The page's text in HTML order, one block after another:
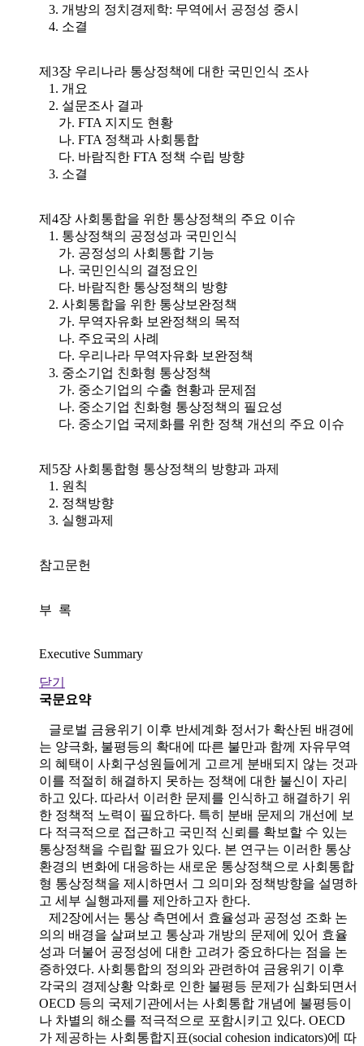
3. 개방의 정치경제학: 무역에서 공정성 중시
4. 소결
제3장 우리나라 통상정책에 대한 국민인식 조사
1. 개요
2. 설문조사 결과
가. FTA 지지도 현황
나. FTA 정책과 사회통합
다. 바람직한 FTA 정책 수립 방향
3. 소결
제4장 사회통합을 위한 통상정책의 주요 이슈
1. 통상정책의 공정성과 국민인식
가. 공정성의 사회통합 기능
나. 국민인식의 결정요인
다. 바람직한 통상정책의 방향
2. 사회통합을 위한 통상보완정책
가. 무역자유화 보완정책의 목적
나. 주요국의 사례
다. 우리나라 무역자유화 보완정책
3. 중소기업 친화형 통상정책
가. 중소기업의 수출 현황과 문제점
나. 중소기업 친화형 통상정책의 필요성
다. 중소기업 국제화를 위한 정책 개선의 주요 이슈
제5장 사회통합형 통상정책의 방향과 과제
1. 원칙
2. 정책방향
3. 실행과제
참고문헌
부 록
Executive Summary
닫기
국문요약
글로벌 금융위기 이후 반세계화 정서가 확산된 배경에
는 양극화, 불평등의 확대에 따른 불만과 함께 자유무역
의 혜택이 사회구성원들에게 고르게 분배되지 않는 것과
이를 적절히 해결하지 못하는 정책에 대한 불신이 자리
하고 있다. 따라서 이러한 문제를 인식하고 해결하기 위
한 정책적 노력이 필요하다. 특히 분배 문제의 개선에 보
다 적극적으로 접근하고 국민적 신뢰를 확보할 수 있는
통상정책을 수립할 필요가 있다. 본 연구는 이러한 통상
환경의 변화에 대응하는 새로운 통상정책으로 사회통합
형 통상정책을 제시하면서 그 의미와 정책방향을 설명하
고 세부 실행과제를 제안하고자 한다.
제2장에서는 통상 측면에서 효율성과 공정성 조화 논
의의 배경을 살펴보고 통상과 개방의 문제에 있어 효율
성과 더불어 공정성에 대한 고려가 중요하다는 점을 논
증하였다. 사회통합의 정의와 관련하여 금융위기 이후
각국의 경제상황 악화로 인한 불평등 문제가 심화되면서
OECD 등의 국제기관에서는 사회통합 개념에 불평등이
나 차별의 해소를 적극적으로 포함시키고 있다. OECD
가 제공하는 사회통합지표(social cohesion indicators)에 따